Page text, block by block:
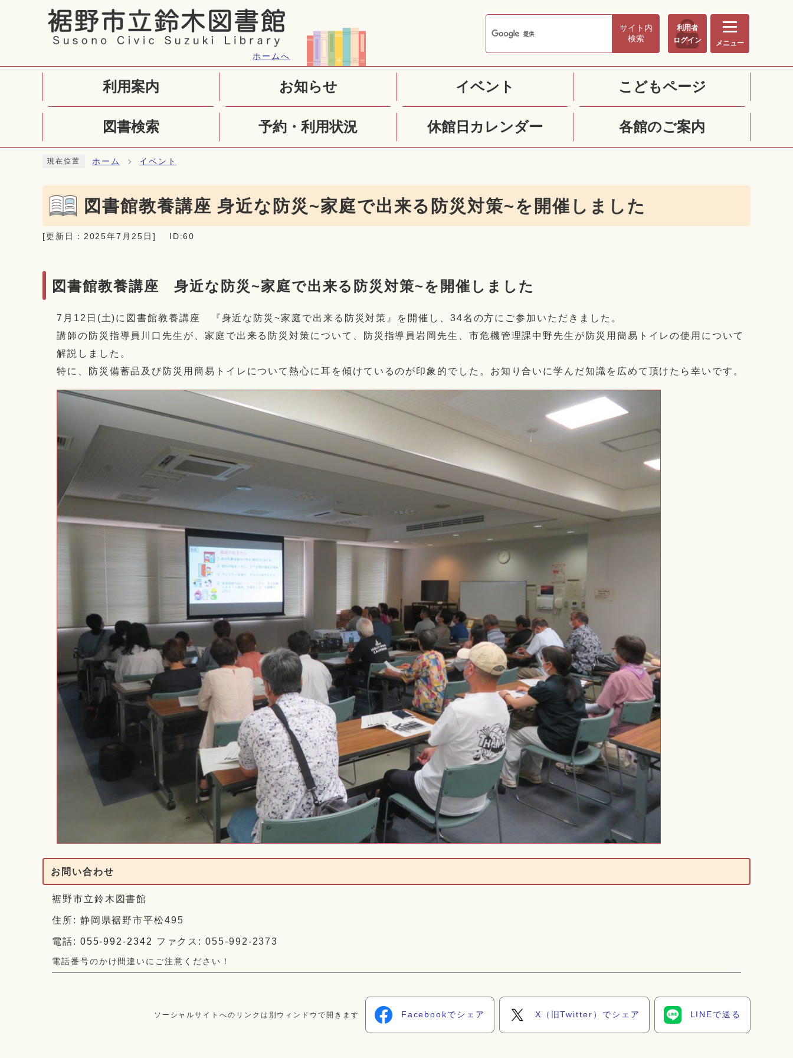
ページの先頭です
ホームへ
サイト内
検索
利用者
ログイン
メニュー
利用案内 お知らせ イベント こどもページ
図書検索 予約・利用状況 休館日カレンダー 各館のご案内
現在位置 ホーム イベント
図書館教養講座 身近な防災~家庭で出来る防災対策~を開催しました
[更新日： 2025年7月25日 ] ID:60
図書館教養講座 身近な防災~家庭で出来る防災対策~を開催しました
7月12日(土)に図書館教養講座 『身近な防災~家庭で出来る防災対策』を開催し、34名の方にご参加いただきました。
講師の防災指導員川口先生が、家庭で出来る防災対策について、防災指導員岩岡先生、市危機管理課中野先生が防災用簡易トイレの使用について
解説しました。
特に、防災備蓄品及び防災用簡易トイレについて熱心に耳を傾けているのが印象的でした。お知り合いに学んだ知識を広めて頂けたら幸いです。
お問い合わせ
裾野市立鈴木図書館
住所: 静岡県裾野市平松495
電話: 055-992-2342 ファクス: 055-992-2373
電話番号のかけ間違いにご注意ください！
ソーシャルサイトへのリンクは別ウィンドウで開きます Facebookでシェア X（旧Twitter）でシェア LINEで送る